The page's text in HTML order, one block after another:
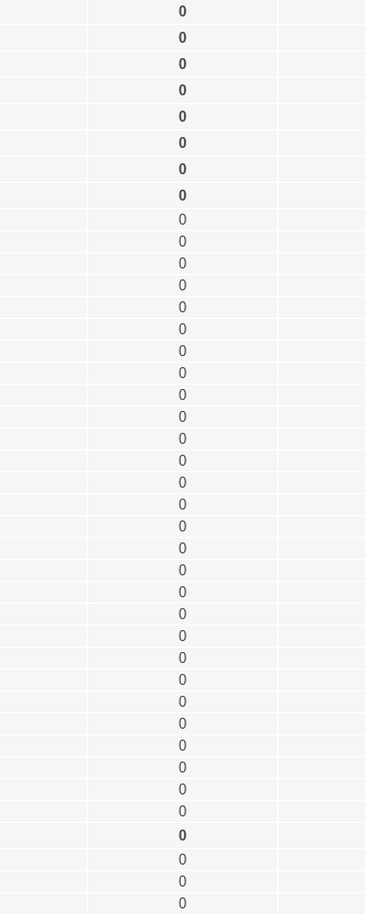
0
0
0
0
0
0
0
0
0
0
0
0
0
0
0
0
0
0
0
0
0
0
0
0
0
0
0
0
0
0
0
0
0
0
0
0
0
0
0
0